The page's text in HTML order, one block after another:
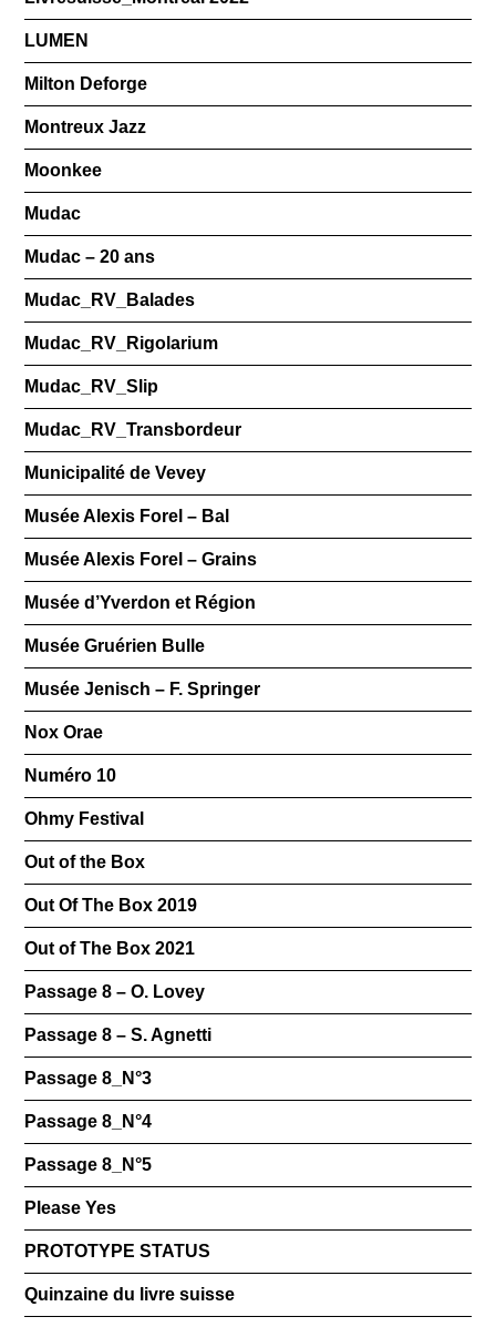
LUMEN
Milton Deforge
Montreux Jazz
Moonkee
Mudac
Mudac – 20 ans
Mudac_RV_Balades
Mudac_RV_Rigolarium
Mudac_RV_Slip
Mudac_RV_Transbordeur
Municipalité de Vevey
Musée Alexis Forel – Bal
Musée Alexis Forel – Grains
Musée d’Yverdon et Région
Musée Gruérien Bulle
Musée Jenisch – F. Springer
Nox Orae
Numéro 10
Ohmy Festival
Out of the Box
Out Of The Box 2019
Out of The Box 2021
Passage 8 – O. Lovey
Passage 8 – S. Agnetti
Passage 8_N°3
Passage 8_N°4
Passage 8_N°5
Please Yes
PROTOTYPE STATUS
Quinzaine du livre suisse